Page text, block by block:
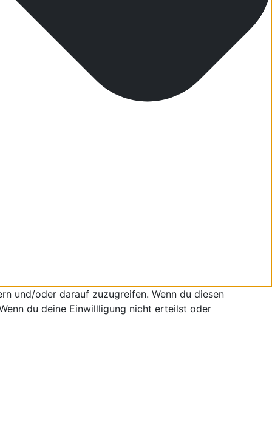
und/oder darauf zuzugreifen. Wenn du diesen
du deine Einwillligung nicht erteilst oder